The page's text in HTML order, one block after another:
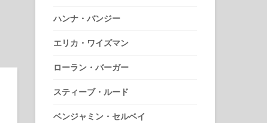
ハンナ・バンジー
エリカ・ワイズマン
ローラン・バーガー
スティーブ・ルード
ベンジャミン・セルベイ